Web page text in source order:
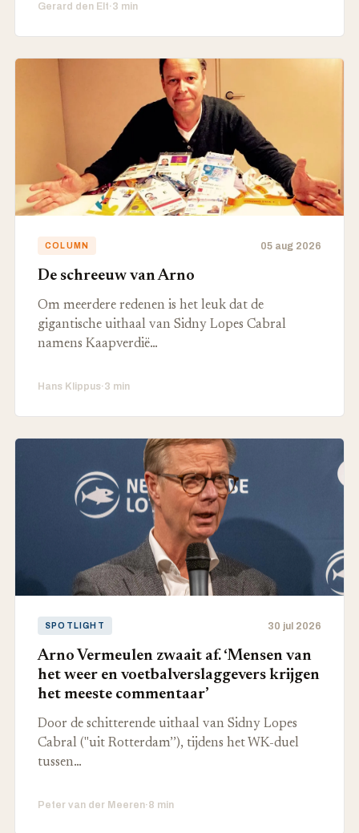
Gerard den Elt·3 min
COLUMN 05 aug 2026
De schreeuw van Arno
Om meerdere redenen is het leuk dat de
gigantische uithaal van Sidny Lopes Cabral
namens Kaapverdië…
Hans Klippus·3 min
SPOTLIGHT 30 jul 2026
Arno Vermeulen zwaait af. ‘Mensen van
het weer en voetbalverslaggevers krijgen
het meeste commentaar’
Door de schitterende uithaal van Sidny Lopes
Cabral ("uit Rotterdam’’), tijdens het WK-duel
tussen…
Peter van der Meeren·8 min